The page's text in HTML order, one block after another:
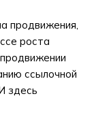
продвижения,
роста
ссылочной
здесь